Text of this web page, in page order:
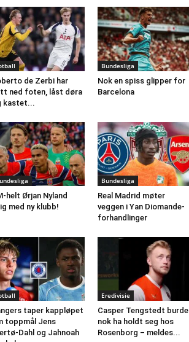
de Zerbi har
ned foten, låst døra
kastet...
Bundesliga
Nok en spiss glipper for
Barcelona
helt Ørjan Nyland
med ny klubb!
Bundesliga
Real Madrid møter
veggen i Yan Diomande-
forhandlinger
taper kappløpet
toppmål Jens
Dahl og Jahnoah
Eredivisie
Casper Tengstedt burde
nok ha holdt seg hos
Rosenborg – meldes...